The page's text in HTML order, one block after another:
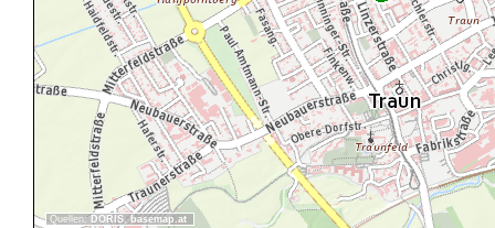
Quellen: DORIS, basemap.at